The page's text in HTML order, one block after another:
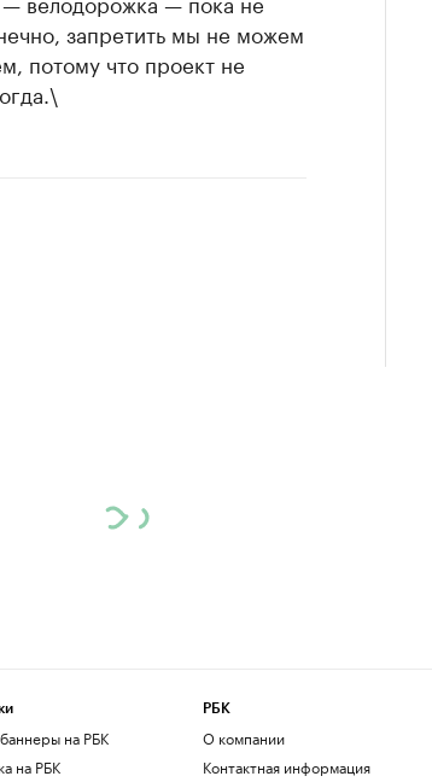
запретить мы не можем
потому что проект не
на РБК
на РБК
РБК
О компании
Контактная информация